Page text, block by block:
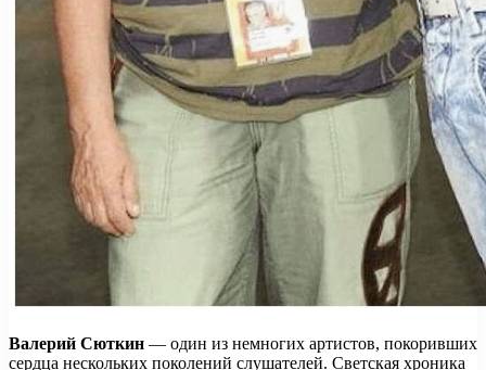
Валерий Сюткин — один из немногих артистов, покоривших
сердца нескольких поколений слушателей. Светская хроника